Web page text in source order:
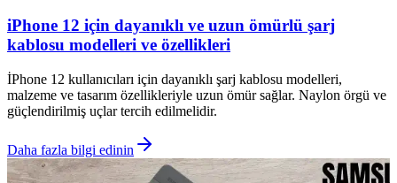
iPhone 12 için dayanıklı ve uzun ömürlü şarj
kablosu modelleri ve özellikleri
İPhone 12 kullanıcıları için dayanıklı şarj kablosu modelleri,
malzeme ve tasarım özellikleriyle uzun ömür sağlar. Naylon örgü ve
güçlendirilmiş uçlar tercih edilmelidir.
Daha fazla bilgi edinin